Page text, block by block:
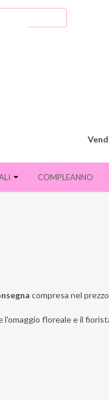
COMPLEANNO
compresa nel
floreale e il